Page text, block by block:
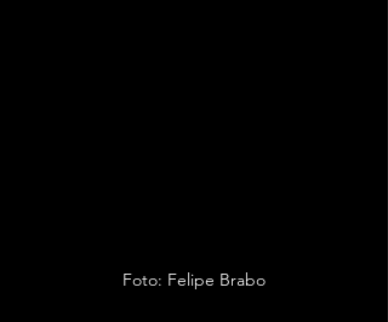
Foto: Felipe Brabo